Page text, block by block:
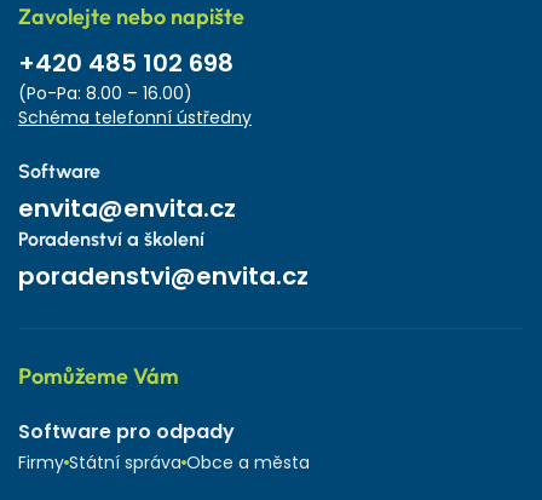
Zavolejte nebo napište
+420 485 102 698
(Po-Pa: 8.00 – 16.00)
Schéma telefonní ústředny
Software
envita@envita.cz
Poradenství a školení
poradenstvi@envita.cz
Pomůžeme Vám
Software pro odpady
Firmy Státní správa Obce a města